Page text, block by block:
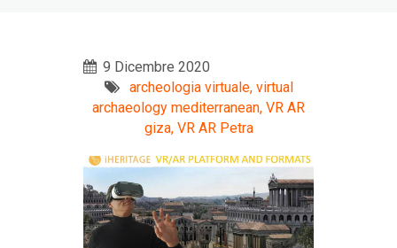
9 Dicembre 2020
archeologia virtuale, virtual
archaeology mediterranean, VR AR
giza, VR AR Petra